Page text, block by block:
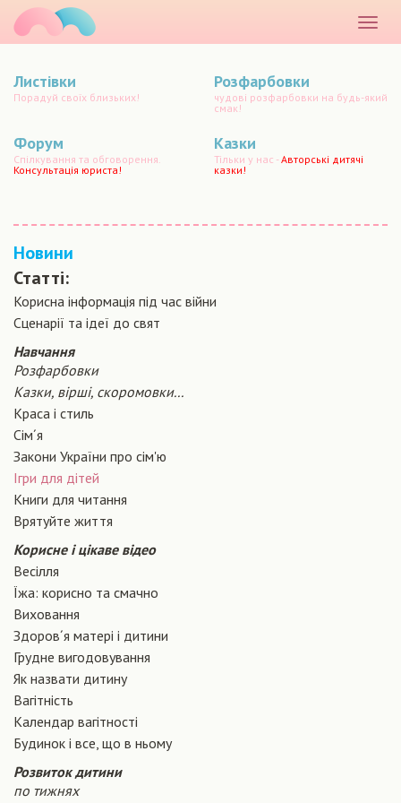
меню
Листівки
Порадуй своїх близьких!
Розфарбовки
чудові розфарбовки на будь-який
смак!
Форум
Спілкування та обговорення.
Консультація юриста!
Казки
Тільки у нас -Авторські дитячі
казки!
Новини
Статті:
Корисна інформація під час війни
Сценарiї та iдеї до свят
Навчання
Розфарбовки
Казки, вірші, скоромовки...
Краса і стиль
Сiм´я
Закони України про сiм'ю
Ігри для дітей
Книги для читання
Врятуйте життя
Корисне і цікаве відео
Весілля
Їжа: корисно та смачно
Виховання
Здоров´я матері і дитини
Грудне вигодовування
Як назвати дитину
Вагiтнiсть
Календар вагітності
Будинок і все, що в ньому
Розвиток дитини
по тижнях